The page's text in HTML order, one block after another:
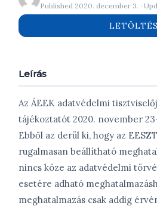
Published 2020. december 3. ·
LETÖLTÉS
Leírás
Az ÁEEK adatvédelmi
tájékoztatót 2020. november
Ebből az derül ki, hogy az
rugalmasan beállítható
nincs köze az adatvédelmi
esetére adható
meghatalmazás csak addig